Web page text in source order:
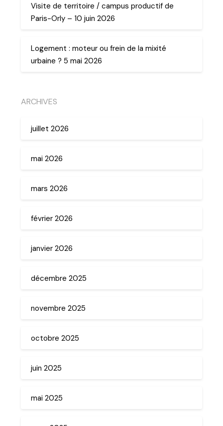
Visite de territoire / campus productif de
Paris-Orly – 10 juin 2026
Logement : moteur ou frein de la mixité
urbaine ? 5 mai 2026
ARCHIVES
juillet 2026
mai 2026
mars 2026
février 2026
janvier 2026
décembre 2025
novembre 2025
octobre 2025
juin 2025
mai 2025